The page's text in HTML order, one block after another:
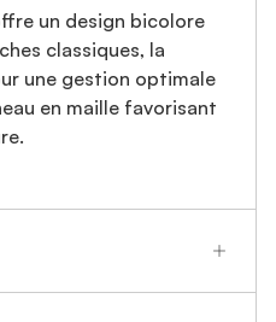
un design bicolore
classiques, la
une gestion optimale
en maille favorisant